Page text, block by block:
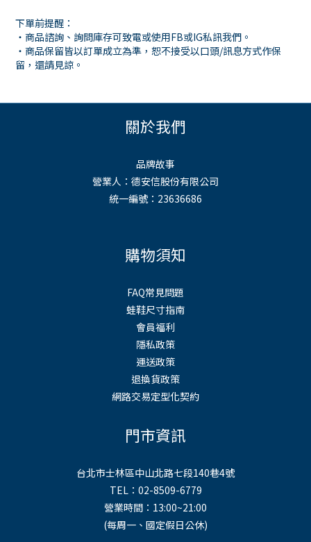
下單前提醒：
・商品諮詢、詢問庫存可致電或使用FB或IG私訊我們。
・商品保留皆以訂單成立為準，恕不接受以口頭/訊息方式作保
留，還請見諒。
關於我們
品牌故事
營業人：德安信股份有限公司
統一編號：23636686
購物須知
FAQ常見問題
蛙鞋尺寸指南
會員福利
隱私政策
運送政策
退換貨政策
網路交易定型化契約
門市資訊
台北市士林區中山北路七段140巷4號
TEL：02-8509-6779
營業時間：13:00~21:00
(每周一、國定假日公休)